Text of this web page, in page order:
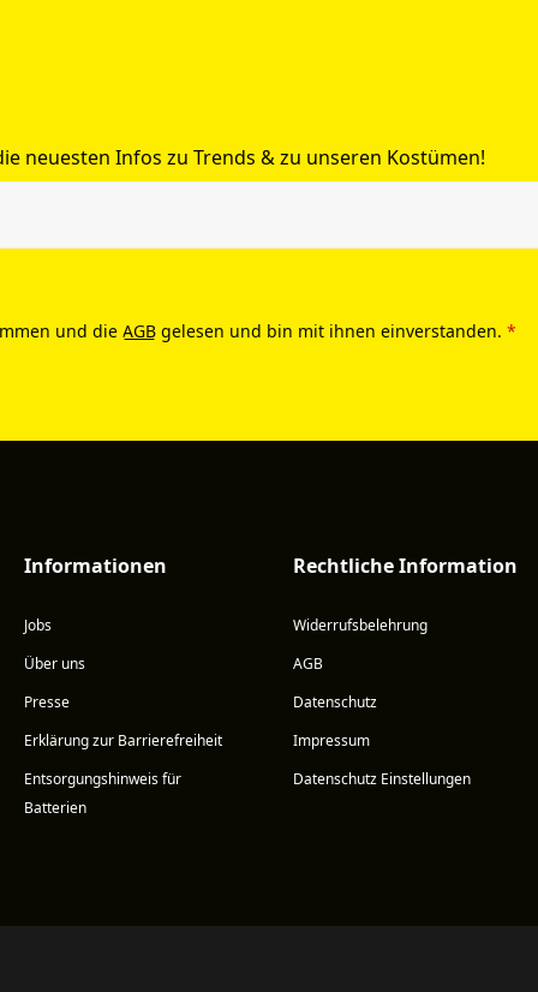
neuesten Infos zu Trends & zu unseren Kostümen!
und die AGB gelesen und bin mit ihnen einverstanden. *
Informationen
Jobs
Über uns
Presse
Erklärung zur Barrierefreiheit
Entsorgungshinweis für
Batterien
Rechtliche Information
Widerrufsbelehrung
AGB
Datenschutz
Impressum
Datenschutz Einstellungen